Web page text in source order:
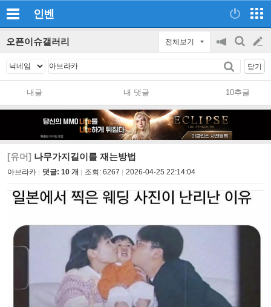
인벤
오픈이슈갤러리 전체보기
공
지
on/off
검
글
쓰
닫기
내글 내 댓글 10추글
[유머] 나무가지길이를 재는방법
아브라카 댓글: 10 개 조회: 6267 2026-04-25 22:14:04